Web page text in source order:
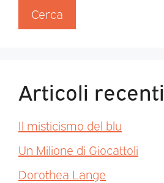
Cerca
Articoli recenti
Il misticismo del blu
Un Milione di Giocattoli
Dorothea Lange